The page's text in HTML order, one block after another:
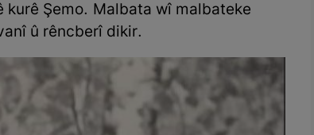
kurê Şemo. Malbata wî malbateke
û rêncberî dikir.